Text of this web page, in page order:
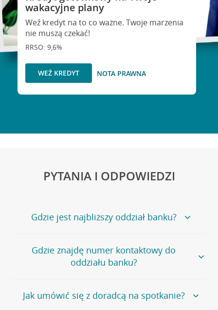
wakacyjne plany
Weź kredyt na to co ważne. Twoje marzenia
nie muszą czekać!
RRSO: 9,6%
WEŹ KREDYT NOTA PRAWNA
PYTANIA I ODPOWIEDZI
Gdzie jest najbliższy oddział banku?
Jeśli szukasz oddziału naszego banku, zapraszamy na
stronęPlacówki i bankomaty, na której znajduje się
wygodna wyszukiwarka.
oddziałów
Gdzie znajdę numer kontaktowy do
oddziału banku?
Bank Credit Agricole nie udostępnia ogólnego numeru
telefonu do placówki bankowej.
Jak umówić się z doradcą na spotkanie?